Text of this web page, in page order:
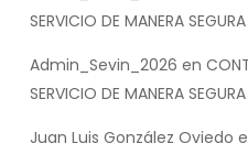
SERVICIO DE MANERA SEGURA
Admin_Sevin_2026 en
SERVICIO DE MANERA SEGURA
Juan Luis González Oviedo